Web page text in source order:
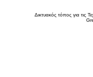
Δικτυακός τόπος για τις